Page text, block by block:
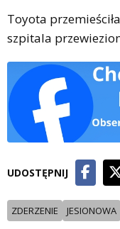
Toyota
szpitala
UDOSTĘPNIJ
ZDERZENIE JESIONOWA